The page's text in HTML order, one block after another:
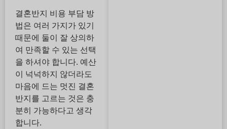
결혼반지 비용 부담 방
법은 여러 가지가 있기
때문에 둘이 잘 상의하
여 만족할 수 있는 선택
을 하셔야 합니다. 예산
이 넉넉하지 않더라도
마음에 드는 멋진 결혼
반지를 고르는 것은 충
분히 가능하다고 생각
합니다.